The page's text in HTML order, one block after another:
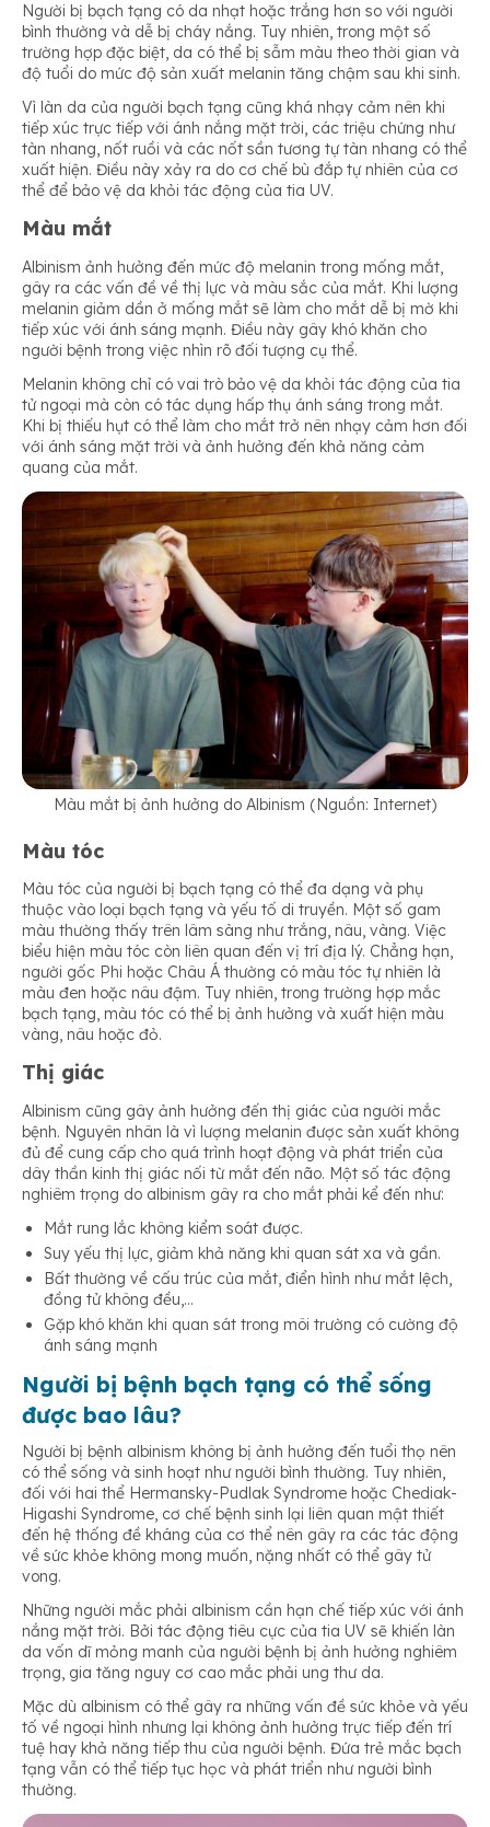
Người bị bạch tạng có da nhạt hoặc trắng hơn so với người
bình thường và dễ bị cháy nắng. Tuy nhiên, trong một số
trường hợp đặc biệt, da có thể bị sẫm màu theo thời gian và
độ tuổi do mức độ sản xuất melanin tăng chậm sau khi sinh.
Vì làn da của người bạch tạng cũng khá nhạy cảm nên khi
tiếp xúc trực tiếp với ánh nắng mặt trời, các triệu chứng như
tàn nhang, nốt ruồi và các nốt sần tương tự tàn nhang có thể
xuất hiện. Điều này xảy ra do cơ chế bù đắp tự nhiên của cơ
thể để bảo vệ da khỏi tác động của tia UV.
Màu mắt
Albinism ảnh hưởng đến mức độ melanin trong mống mắt,
gây ra các vấn đề về thị lực và màu sắc của mắt. Khi lượng
melanin giảm dần ở mống mắt sẽ làm cho mắt dễ bị mờ khi
tiếp xúc với ánh sáng mạnh. Điều này gây khó khăn cho
người bệnh trong việc nhìn rõ đối tượng cụ thể.
Melanin không chỉ có vai trò bảo vệ da khỏi tác động của tia
tử ngoại mà còn có tác dụng hấp thụ ánh sáng trong mắt.
Khi bị thiếu hụt có thể làm cho mắt trở nên nhạy cảm hơn đối
với ánh sáng mặt trời và ảnh hưởng đến khả năng cảm
quang của mắt.
Màu mắt bị ảnh hưởng do Albinism (Nguồn: Internet)
Màu tóc
Màu tóc của người bị bạch tạng có thể đa dạng và phụ
thuộc vào loại bạch tạng và yếu tố di truyền. Một số gam
màu thường thấy trên lâm sàng như trắng, nâu, vàng. Việc
biểu hiện màu tóc còn liên quan đến vị trí địa lý. Chẳng hạn,
người gốc Phi hoặc Châu Á thường có màu tóc tự nhiên là
màu đen hoặc nâu đậm. Tuy nhiên, trong trường hợp mắc
bạch tạng, màu tóc có thể bị ảnh hưởng và xuất hiện màu
vàng, nâu hoặc đỏ.
Thị giác
Albinism cũng gây ảnh hưởng đến thị giác của người mắc
bệnh. Nguyên nhân là vì lượng melanin được sản xuất không
đủ để cung cấp cho quá trình hoạt động và phát triển của
dây thần kinh thị giác nối từ mắt đến não. Một số tác động
nghiêm trọng do albinism gây ra cho mắt phải kể đến như:
Mắt rung lắc không kiểm soát được.
Suy yếu thị lực, giảm khả năng khi quan sát xa và gần.
Bất thường về cấu trúc của mắt, điển hình như mắt lệch,
đồng tử không đều,…
Gặp khó khăn khi quan sát trong môi trường có cường độ
ánh sáng mạnh
Người bị bệnh bạch tạng có thể sống
được bao lâu?
Người bị bệnh albinism không bị ảnh hưởng đến tuổi thọ nên
có thể sống và sinh hoạt như người bình thường. Tuy nhiên,
đối với hai thể Hermansky-Pudlak Syndrome hoặc Chediak-
Higashi Syndrome, cơ chế bệnh sinh lại liên quan mật thiết
đến hệ thống đề kháng của cơ thể nên gây ra các tác động
về sức khỏe không mong muốn, nặng nhất có thể gây tử
vong.
Những người mắc phải albinism cần hạn chế tiếp xúc với ánh
nắng mặt trời. Bởi tác động tiêu cực của tia UV sẽ khiến làn
da vốn dĩ mỏng manh của người bệnh bị ảnh hưởng nghiêm
trọng, gia tăng nguy cơ cao mắc phải ung thư da.
Mặc dù albinism có thể gây ra những vấn đề sức khỏe và yếu
tố về ngoại hình nhưng lại không ảnh hưởng trực tiếp đến trí
tuệ hay khả năng tiếp thu của người bệnh. Đứa trẻ mắc bạch
tạng vẫn có thể tiếp tục học và phát triển như người bình
thường.